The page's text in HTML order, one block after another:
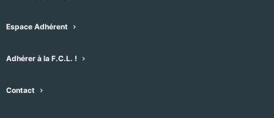
Espace Adhérent
Adhérer à la F.C.L. !
Contact